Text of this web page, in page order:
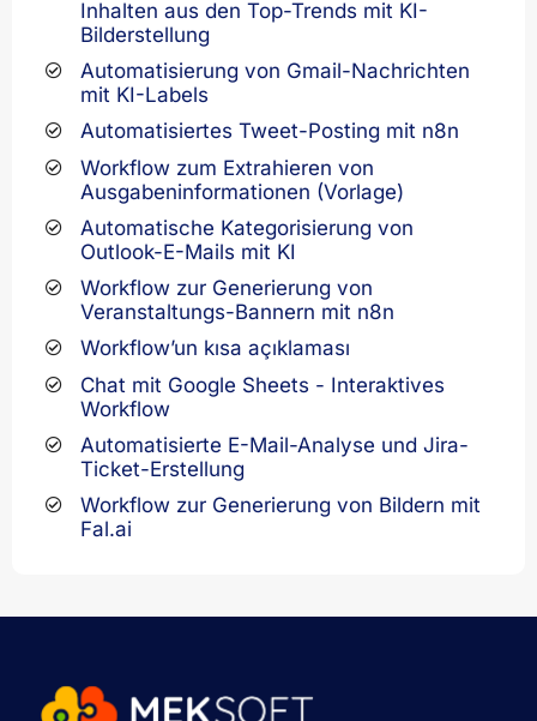
Inhalten aus den Top-Trends mit KI-
Bilderstellung
Automatisierung von Gmail-Nachrichten
mit KI-Labels
Automatisiertes Tweet-Posting mit n8n
Workflow zum Extrahieren von
Ausgabeninformationen (Vorlage)
Automatische Kategorisierung von
Outlook-E-Mails mit KI
Workflow zur Generierung von
Veranstaltungs-Bannern mit n8n
Workflow’un kısa açıklaması
Chat mit Google Sheets - Interaktives
Workflow
Automatisierte E-Mail-Analyse und Jira-
Ticket-Erstellung
Workflow zur Generierung von Bildern mit
Fal.ai